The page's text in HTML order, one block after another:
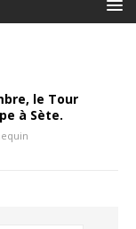
le Tour
à Sète.